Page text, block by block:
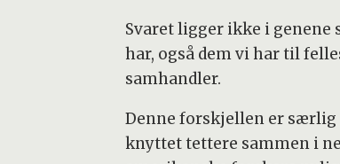
Svaret ligger ikke i genene
har, også dem vi har til
samhandler.
Denne forskjellen er særlig
knyttet tettere sammen i